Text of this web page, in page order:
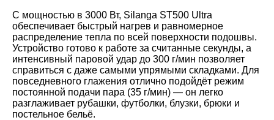
С мощностью в 3000 Вт, Silanga ST500 Ultra
обеспечивает быстрый нагрев и равномерное
распределение тепла по всей поверхности подошвы.
Устройство готово к работе за считанные секунды, а
интенсивный паровой удар до 300 г/мин позволяет
справиться с даже самыми упрямыми складками. Для
повседневного глажения отлично подойдёт режим
постоянной подачи пара (35 г/мин) — он легко
разглаживает рубашки, футболки, блузки, брюки и
постельное бельё.